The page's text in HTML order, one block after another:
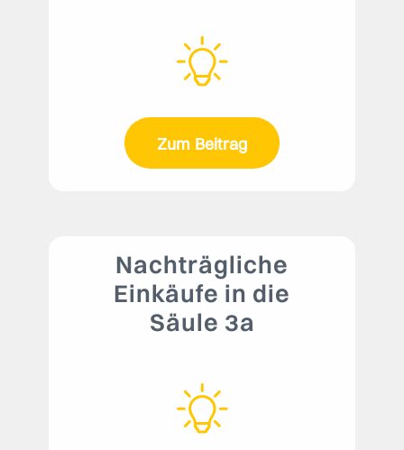
Zum Beitrag
Nachträgliche
Einkäufe in die
Säule 3a